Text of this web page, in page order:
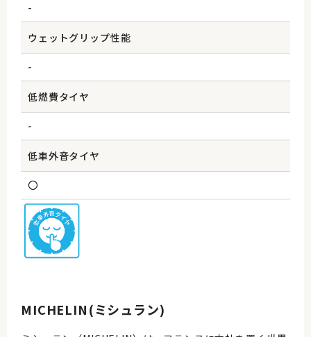
-
ウェットグリップ性能
-
低燃費タイヤ
-
低車外音タイヤ
〇
MICHELIN(ミシュラン)